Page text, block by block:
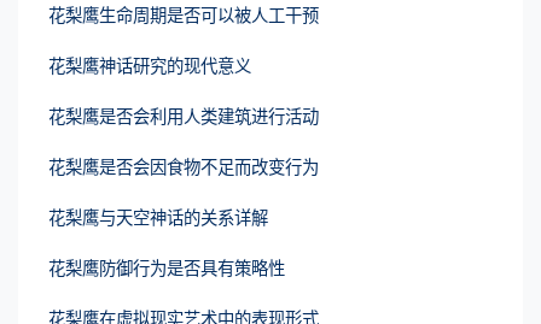
花梨鹰生命周期是否可以被人工干预
花梨鹰神话研究的现代意义
花梨鹰是否会利用人类建筑进行活动
花梨鹰是否会因食物不足而改变行为
花梨鹰与天空神话的关系详解
花梨鹰防御行为是否具有策略性
花梨鹰在虚拟现实艺术中的表现形式